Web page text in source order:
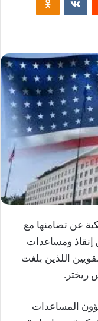
عن تضامنها مع
إنقاذ ومساعدات
اللذين بلغت
المساعدات